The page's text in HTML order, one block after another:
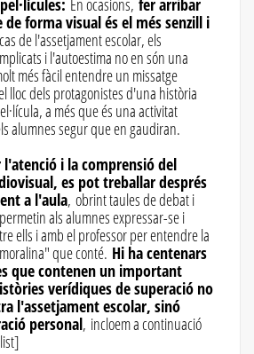
En ocasions, fer arribar
de forma visual és el més senzill i
de l'assetjament escolar, els
i l'autoestima no en són una
més fàcil entendre un missatge
lloc dels protagonistes d'una història
a més que és una activitat
alumnes segur que en gaudiran.
i la comprensió del
es pot treballar després
a l'aula, obrint taules de debat i
als alumnes expressar-se i
ells i amb el professor per entendre la
que conté. Hi ha centenars
que contenen un important
verídiques de superació no
l'assetjament escolar, sinó
personal, incloem a continuació